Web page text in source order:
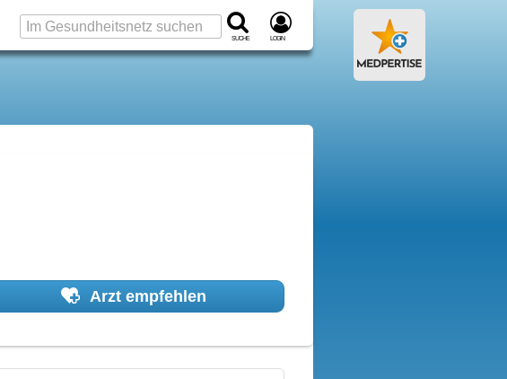
Suche Login
Arzt empfehlen